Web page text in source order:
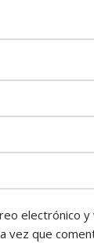
electrónico
vez que